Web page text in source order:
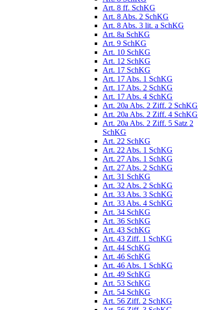
Art. 8 ff. SchKG
Art. 8 Abs. 2 SchKG
Art. 8 Abs. 3 lit. a SchKG
Art. 8a SchKG
Art. 9 SchKG
Art. 10 SchKG
Art. 12 SchKG
Art. 17 SchKG
Art. 17 Abs. 1 SchKG
Art. 17 Abs. 2 SchKG
Art. 17 Abs. 4 SchKG
Art. 20a Abs. 2 Ziff. 2 SchKG
Art. 20a Abs. 2 Ziff. 4 SchKG
Art. 20a Abs. 2 Ziff. 5 Satz 2
SchKG
Art. 22 SchKG
Art. 22 Abs. 1 SchKG
Art. 27 Abs. 1 SchKG
Art. 27 Abs. 2 SchKG
Art. 31 SchKG
Art. 32 Abs. 2 SchKG
Art. 33 Abs. 3 SchKG
Art. 33 Abs. 4 SchKG
Art. 34 SchKG
Art. 36 SchKG
Art. 43 SchKG
Art. 43 Ziff. 1 SchKG
Art. 44 SchKG
Art. 46 SchKG
Art. 46 Abs. 1 SchKG
Art. 49 SchKG
Art. 53 SchKG
Art. 54 SchKG
Art. 56 Ziff. 2 SchKG